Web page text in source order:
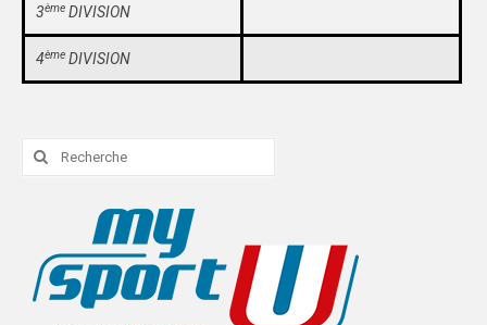
3ème DIVISION
4ème DIVISION
Rechercher